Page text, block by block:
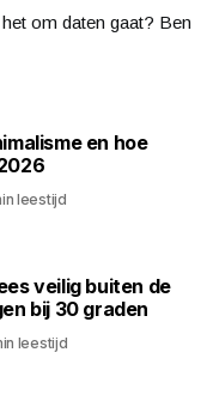
om daten gaat? Ben
en hoe
leestijd
veilig buiten de
bij 30 graden
leestijd